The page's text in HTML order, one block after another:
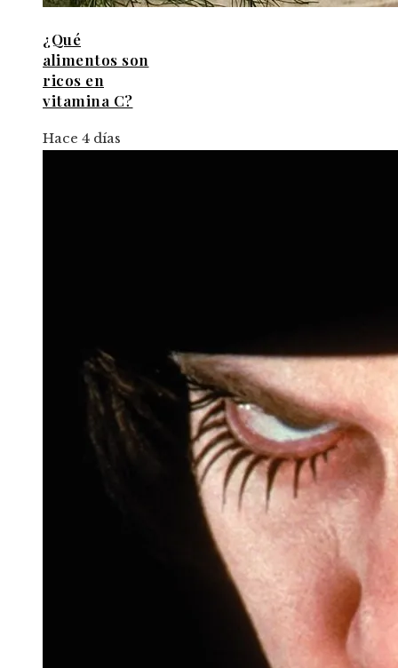
¿Qué
alimentos son
ricos en
vitamina C?
Hace 4 días